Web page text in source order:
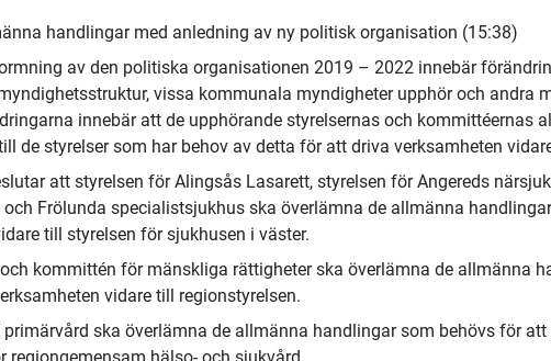
handlingar med anledning av ny politisk organisation (15:38)
av den politiska organisationen 2019 – 2022 innebär
vissa kommunala myndigheter upphör och andra
innebär att de upphörande styrelsernas och kommittéernas
de styrelser som har behov av detta för att driva verksamheten
att styrelsen för Alingsås Lasarett, styrelsen för Angereds
Frölunda specialistsjukhus ska överlämna de allmänna
till styrelsen för sjukhusen i väster.
kommittén för mänskliga rättigheter ska överlämna de allmänna
vidare till regionstyrelsen.
ska överlämna de allmänna handlingar som behövs för att